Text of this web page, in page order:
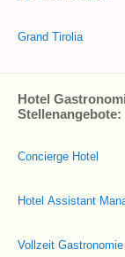
Grand Tirolia
Hotel
Stellenangebote:
Concierge Hotel
Hotel Assistant
Vollzeit Gastronomie